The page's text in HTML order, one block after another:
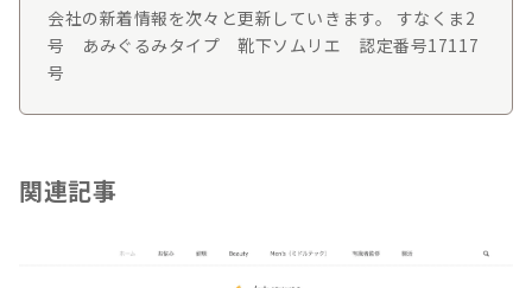
会社の新着情報を次々と更新していきます。 すなくま2
号 あみぐるみタイプ 靴下ソムリエ 認定番号17117
号
関連記事